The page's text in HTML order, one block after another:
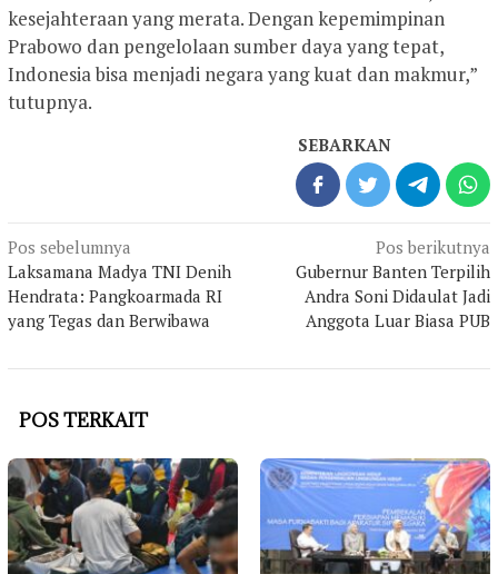
kesejahteraan yang merata. Dengan kepemimpinan
Prabowo dan pengelolaan sumber daya yang tepat,
Indonesia bisa menjadi negara yang kuat dan makmur,”
tutupnya.
SEBARKAN
Navigasi
pos
Pos sebelumnya
Laksamana Madya TNI Denih
Hendrata: Pangkoarmada RI
yang Tegas dan Berwibawa
Pos berikutnya
Gubernur Banten Terpilih
Andra Soni Didaulat Jadi
Anggota Luar Biasa PUB
POS TERKAIT